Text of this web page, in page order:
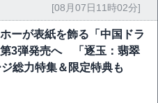
[08月07日11時02分]
ーが表紙を飾る「中国ドラ
3弾発売へ 「逐玉：翡翠
総力特集＆限定特典も